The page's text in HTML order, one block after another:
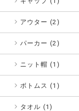
アウター (2)
パーカー (2)
ニット帽 (1)
ボトムス (1)
タオル (1)